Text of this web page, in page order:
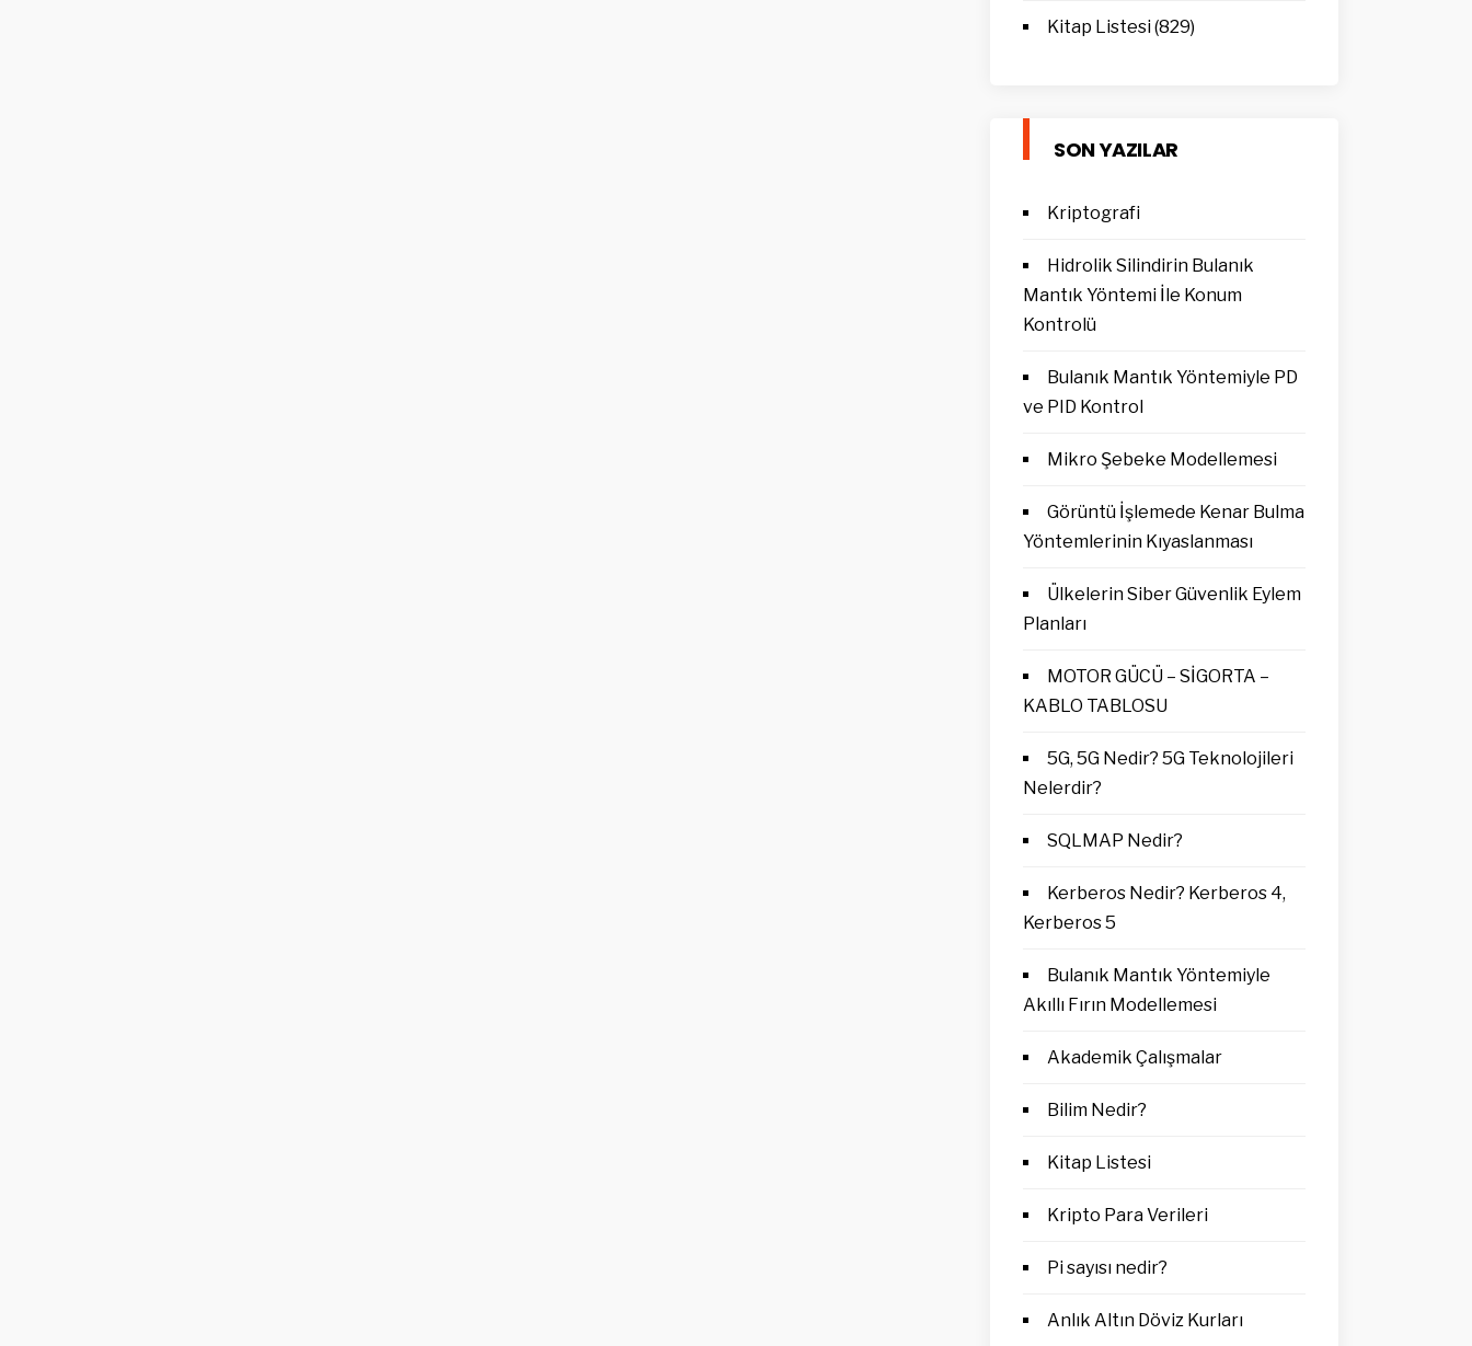
Kitap Listesi(829)
SON YAZILAR
Kriptografi
Hidrolik Silindirin Bulanık
Mantık Yöntemi İle Konum
Kontrolü
Bulanık Mantık Yöntemiyle PD
ve PID Kontrol
Mikro Şebeke Modellemesi
Görüntü İşlemede Kenar Bulma
Yöntemlerinin Kıyaslanması
Ülkelerin Siber Güvenlik Eylem
Planları
MOTOR GÜCÜ – SİGORTA –
KABLO TABLOSU
5G, 5G Nedir? 5G Teknolojileri
Nelerdir?
SQLMAP Nedir?
Kerberos Nedir? Kerberos 4,
Kerberos 5
Bulanık Mantık Yöntemiyle
Akıllı Fırın Modellemesi
Akademik Çalışmalar
Bilim Nedir?
Kitap Listesi
Kripto Para Verileri
Pi sayısı nedir?
Anlık Altın Döviz Kurları